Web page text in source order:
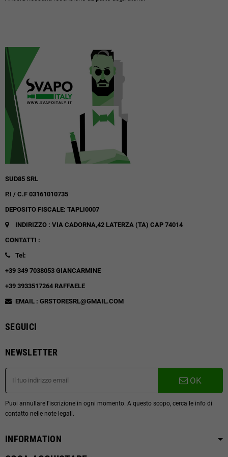
SUD85 SRL
P.I / C.F 03161010735
DEPOSITO FISCALE: TAPLI0007
INDIRIZZO : VIA CADORNA,42 LATERZA (TA) CAP 74014
CONTATTI :
Tel:
+39 349 7038053 GIANCARMINE
+39 3933517264 RAFFAELE
EMAIL : GRSTORESRL@GMAIL.COM
SEGUICI
NEWSLETTER
OK
Puoi annullare l'iscrizione in ogni momento. A questo scopo, cerca le info di
contatto nelle note legali.
INFORMATION